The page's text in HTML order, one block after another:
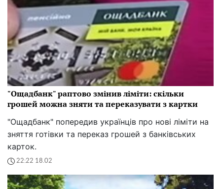
"Ощадбанк" раптово змінив ліміти: скільки
грошей можна зняти та переказувати з картки
"Ощадбанк" попередив українців про нові ліміти на
зняття готівки та переказ грошей з банківських
карток.
22:22 18.02